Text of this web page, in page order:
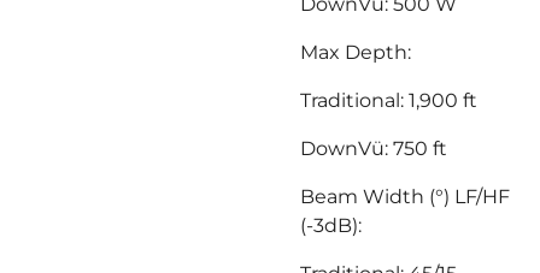
Max Depth:
Traditional: 1,900 ft
DownVü: 750 ft
Beam Width (°) LF/HF
(-3dB):